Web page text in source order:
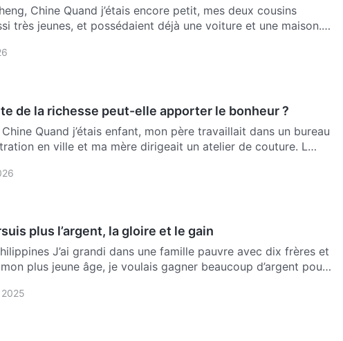
Chine Quand j’étais encore petit, mes deux cousins
très jeunes, et possédaient déjà une voiture et une maison.
de la richesse peut-elle apporter le bonheur ?
Chine Quand j’étais enfant, mon père travaillait dans un bureau
en ville et ma mère dirigeait un atelier de couture. L…
plus l’argent, la gloire et le gain
J’ai grandi dans une famille pauvre avec dix frères et
plus jeune âge, je voulais gagner beaucoup d’argent pour